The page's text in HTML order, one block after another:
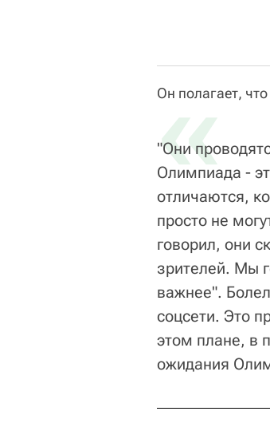
Он полагает,
«
"Они
Олимпиада -
отличаются,
просто не
говорил, они
зрителей. Мы
важнее".
соцсети. Это
этом плане, в
ожидания